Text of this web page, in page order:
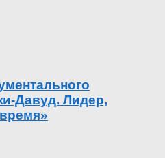
Давуд. Лидер,